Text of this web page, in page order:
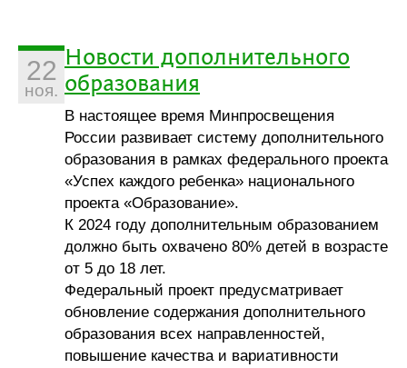
22
ноя.
Новости дополнительного
образования
В настоящее время Минпросвещения
России развивает систему дополнительного
образования в рамках федерального проекта
«Успех каждого ребенка» национального
проекта «Образование».
К 2024 году дополнительным образованием
должно быть охвачено 80% детей в возрасте
от 5 до 18 лет.
Федеральный проект предусматривает
обновление содержания дополнительного
образования всех направленностей,
повышение качества и вариативности